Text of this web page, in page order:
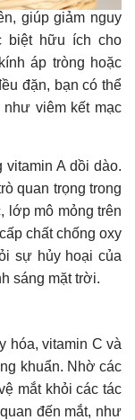
giúp giảm nguy
biệt hữu ích cho
áp tròng hoặc
đặn, bạn có thể
viêm kết mạc
A dồi dào.
quan trọng trong
lớp mô mỏng trên
chất chống oxy
sự hủy hoại của
sáng mặt trời.
hóa, vitamin C và
khuẩn. Nhờ các
mắt khỏi các tác
đến mắt, như